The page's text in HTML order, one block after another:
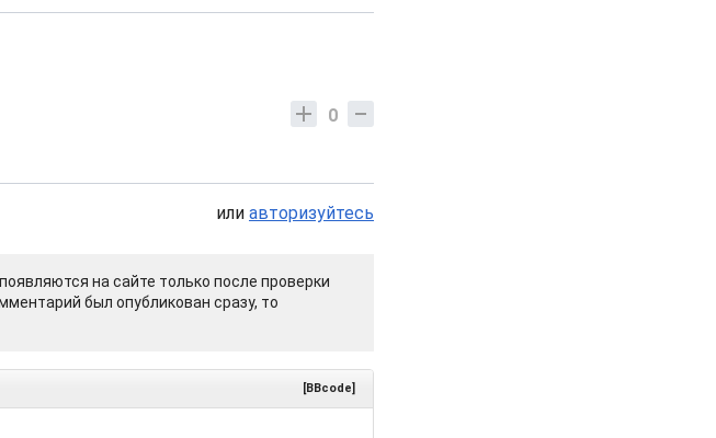
0
или авторизуйтесь
на сайте только после проверки
был опубликован сразу, то
[BBcode]